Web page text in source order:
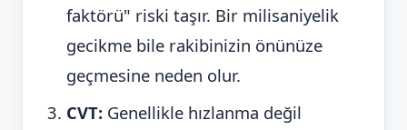
faktörü" riski taşır. Bir milisaniyelik
gecikme bile rakibinizin önünüze
geçmesine neden olur.
CVT: Genellikle hızlanma değil